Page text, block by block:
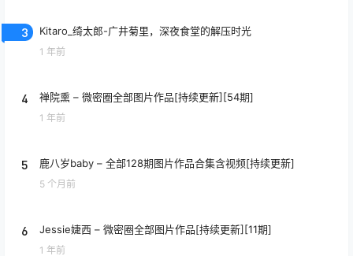
3 Kitaro_绮太郎-广井菊里，深夜食堂的解压时光
1 年前
4 禅院熏 – 微密圈全部图片作品[持续更新][54期]
1 年前
5 鹿八岁baby – 全部128期图片作品合集含视频[持续更新]
5 个月前
6 Jessie婕西 – 微密圈全部图片作品[持续更新][11期]
1 年前